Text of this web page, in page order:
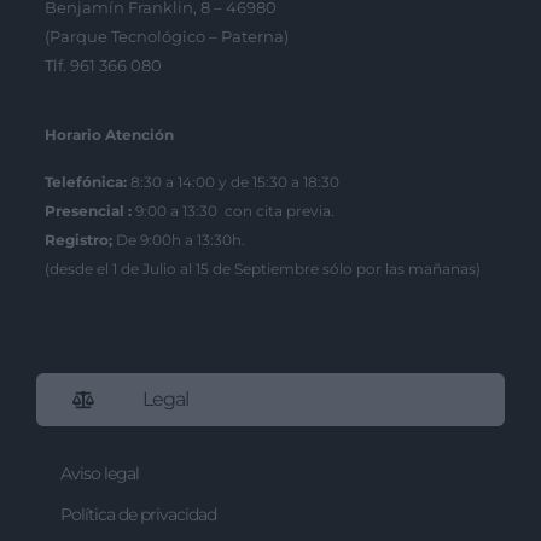
Benjamín Franklin, 8 – 46980
(Parque Tecnológico – Paterna)
Tlf. 961 366 080
Horario Atención
Telefónica: 8:30 a 14:00 y de 15:30 a 18:30
Presencial : 9:00 a 13:30 con cita previa.
Registro; De 9:00h a 13:30h.
(desde el 1 de Julio al 15 de Septiembre sólo por las mañanas)
Legal
Aviso legal
Política de privacidad